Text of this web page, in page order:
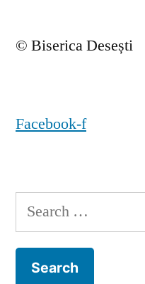
© Biserica Desești
Facebook-f
Search
for: